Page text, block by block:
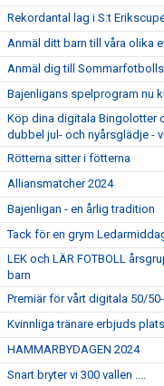
Rekordantal lag i S:t
Anmäl ditt barn till våra olika
Anmäl dig till
Bajenligans spelprogram nu
Köp dina digitala Bingolotter
dubbel jul- och nyårsglädje -
Rötterna sitter i fötterna
Alliansmatcher 2024
Bajenligan - en årlig tradition
Tack för en grym
LEK och LÄR FOTBOLL
barn
Premiär för vårt digitala 50/
Kvinnliga tränare erbjuds
HAMMARBYDAGEN 2024
Snart bryter vi 300 vallen ....